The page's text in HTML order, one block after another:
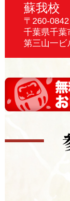
蘇我校
〒260-0842
千葉県千葉
第三山一ビ